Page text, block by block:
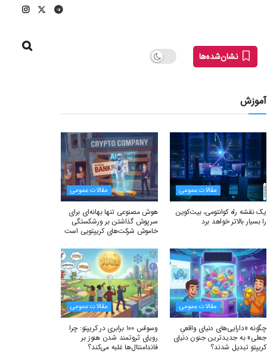
نشان‌شده‌ها
آموزش
مقالات عمومی
یک نقشه راه کوانتومی، بیت‌کوین
را بسیار بالاتر خواهد برد
مقالات عمومی
هوش مصنوعی تنها بهانه‌ای برای
سرپوش گذاشتن بر ورشکستگی
خاموش شرکت‌های کریپتویی است
مقالات عمومی
چگونه «دارایی‌های دنیای واقعیِ
جعلی» به جدیدترین جنون دنیای
کریپتو تبدیل شدند؟
مقالات عمومی
وسواس ۱۰۰ برابری در کریپتو: چرا
رویای ثروتمند شدن هنوز بر
فاندامنتال‌ها غلبه می‌کند؟